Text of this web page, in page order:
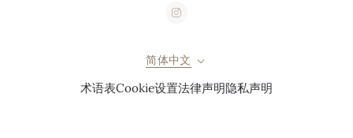
简体中文
术语表Cookie设置法律声明隐私声明